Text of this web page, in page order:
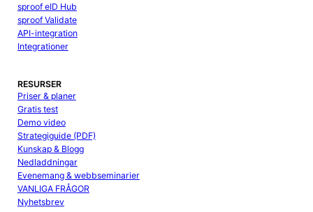
sproof eID Hub
sproof Validate
API-integration
Integrationer
RESURSER
Priser & planer
Gratis test
Demo video
Strategiguide (PDF)
Kunskap & Blogg
Nedladdningar
Evenemang & webbseminarier
VANLIGA FRÅGOR
Nyhetsbrev